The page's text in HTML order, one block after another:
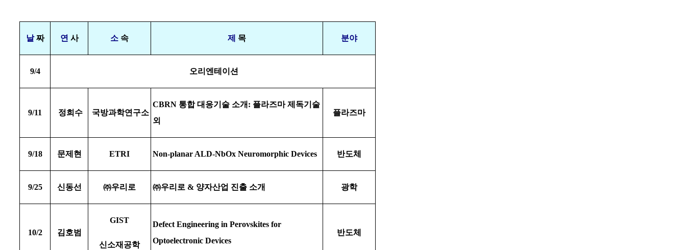
날 짜 연 사 소 속 제 목 분야
9/4 오리엔테이션
9/11 정희수 국방과학연구소
CBRN 통합 대응기술 소개 : 플라즈마 제독기술
외
플라즈마
9/18 문제현 ETRI Non-planar ALD-NbOx Neuromorphic Devices 반도체
9/25 신동선 ㈜우리로 ㈜우리로 & 양자산업 진출 소개 광학
10/2 김호범
GIST
신소재공학
Defect Engineering in Perovskites for
Optoelectronic Devices
반도체